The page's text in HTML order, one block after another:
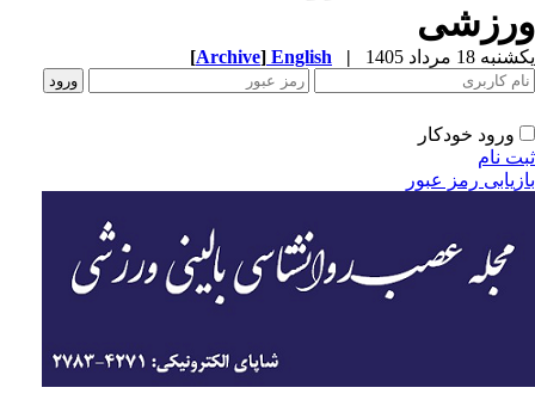
18 مرداد 1405 |
English
[Archive]
ورود خودکار
نام
رمز عبور